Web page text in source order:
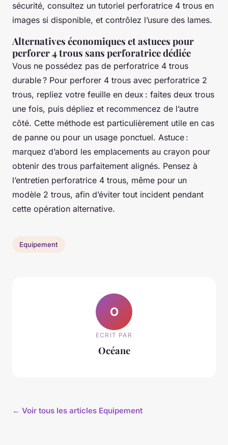
sécurité, consultez un tutoriel perforatrice 4 trous en
images si disponible, et contrôlez l’usure des lames.
Alternatives économiques et astuces pour
perforer 4 trous sans perforatrice dédiée
Vous ne possédez pas de perforatrice 4 trous
durable ? Pour perforer 4 trous avec perforatrice 2
trous, repliez votre feuille en deux : faites deux trous
une fois, puis dépliez et recommencez de l’autre
côté. Cette méthode est particulièrement utile en cas
de panne ou pour un usage ponctuel. Astuce :
marquez d’abord les emplacements au crayon pour
obtenir des trous parfaitement alignés. Pensez à
l’entretien perforatrice 4 trous, même pour un
modèle 2 trous, afin d’éviter tout incident pendant
cette opération alternative.
Equipement
O
ECRIT PAR
Océane
← Voir tous les articles Equipement